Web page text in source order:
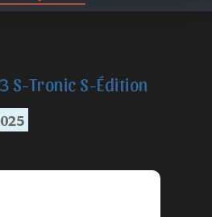
S-Tronic S-Édition